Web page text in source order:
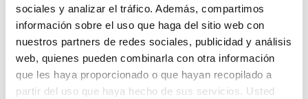
sociales y analizar el tráfico. Además, compartimos
información sobre el uso que haga del sitio web con
nuestros partners de redes sociales, publicidad y análisis
web, quienes pueden combinarla con otra información
que les haya proporcionado o que hayan recopilado a
partir del uso que haya hecho de sus servicios. Usted